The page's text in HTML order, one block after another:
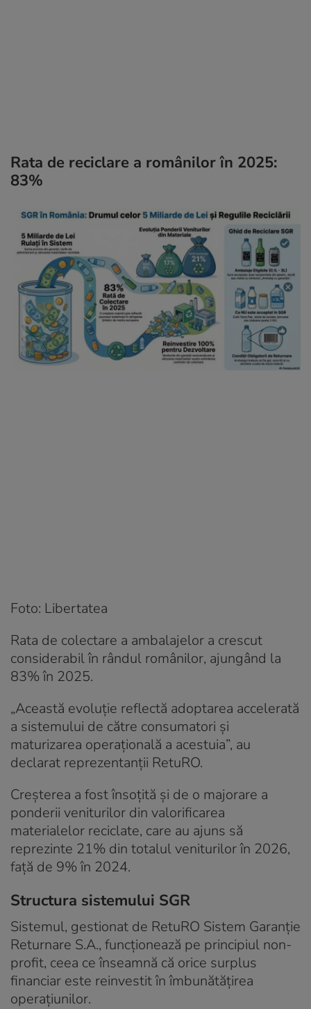
Rata de reciclare a românilor în 2025:
83%
Foto: Libertatea
Rata de colectare a ambalajelor a crescut
considerabil în rândul românilor, ajungând la
83% în 2025.
„Această evoluție reflectă adoptarea accelerată
a sistemului de către consumatori și
maturizarea operațională a acestuia”, au
declarat reprezentanții RetuRO.
Creșterea a fost însoțită și de o majorare a
ponderii veniturilor din valorificarea
materialelor reciclate, care au ajuns să
reprezinte 21% din totalul veniturilor în 2026,
față de 9% în 2024.
Structura sistemului SGR
Sistemul, gestionat de RetuRO Sistem Garanție
Returnare S.A., funcționează pe principiul non-
profit, ceea ce înseamnă că orice surplus
financiar este reinvestit în îmbunătățirea
operațiunilor.